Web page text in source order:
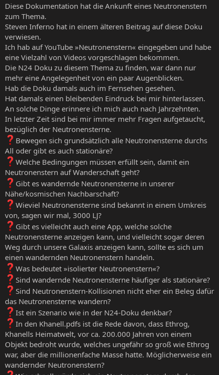
Diese Dokumentation hat die Ankunft eines Neutronenstern
zum Thema.
Steven Inferno hat in einem älteren Beitrag auf diese Doku
verwiesen.
Ich hab auf YouTube »Neutronenstern« eingegeben und habe
eine Vielzahl von Videos vorgeschlagen bekommen.
Die N24 Doku zu diesem Thema zu finden, war dann nur
mehr eine Angelegenheit von ein paar Augenblicken.
Hab die Doku damals auch im Fernsehen gesehen.
Hat damals einen bleibenden Eindruck bei mir hinterlassen.
An solche Dinge erinnere ich mich auch nach Jahrzehnten.
In letzter Zeit sind bei mir immer mehr Fragen aufgetaucht,
bezüglich der Neutronensterne.
Bewegen sich grundsätzlich alle Neutronensterne durchs
All oder gibt es auch stationäre?
Welche Bedingungen müssen erfüllt sein, damit ein
Neutronenstern auf Wanderschaft geht?
Gibt es wandernde Neutronensterne in unserer
Nähe/kosmischen Nachbarschaft?
Wieviel Neutronensterne sind bekannt in einem Umkreis
von, sagen wir mal, 3000 LJ?
Gibt es vielleicht auch eine App, welche solche
Neutronensterne anzeigen kann, und vielleicht sogar deren
Weg durch unsere Galaxis anzeigen kann, sollte es sich um
einen wandernden Neutronenstern handeln.
Was bedeutet »isolierter Neutronenstern«?
Sind wandernde Neutronensterne häufiger als stationäre?
Sind Neutronenstern-Kollisionen nicht eher ein Beleg dafür
das Neutronensterne wandern?
Ist ein Szenario wie in der N24-Doku denkbar?
In den Khanell.pdfs ist die Rede davon, dass Ethrog,
Khanells Heimatwelt, vor ca. 200.000 Jahren von einem
Objekt bedroht wurde, welches ungefähr so groß wie Ethrog
war, aber die millionenfache Masse hatte. Möglicherweise ein
wandernder Neutronenstern?